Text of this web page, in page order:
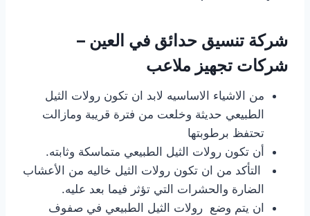
شركة تنسيق حدائق في العين –
شركات تجهيز ملاعب
من الاشياء الاساسيه لابد ان تكون رولات الثيل
الطبيعي حديثة وخلعت من فترة قريبة ومازالت
تحتفظ برطوبتها
أن تكون رولات الثيل الطبيعي متماسكة وثابته.
التأكد من ان تكون رولات الثيل خاليه من الأعشاب
الضارة والحشرات التي تؤثر فيما بعد عليه.
ان يتم وضع رولات الثيل الطبيعي في صفوف